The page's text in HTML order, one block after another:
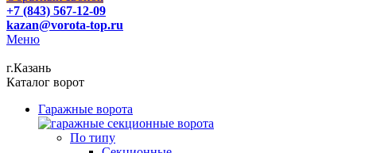
+7 (843) 567-12-09
kazan@vorota-top.ru
Меню
г.Казань
Каталог ворот
Гаражные ворота
По типу